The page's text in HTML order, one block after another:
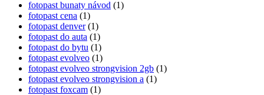
fotopast bunaty návod (1)
fotopast cena (1)
fotopast denver(1)
fotopast do auta (1)
fotopast do bytu (1)
fotopast evolveo (1)
fotopast evolveo strongvision 2gb (1)
fotopast evolveo strongvision a (1)
fotopast foxcam (1)